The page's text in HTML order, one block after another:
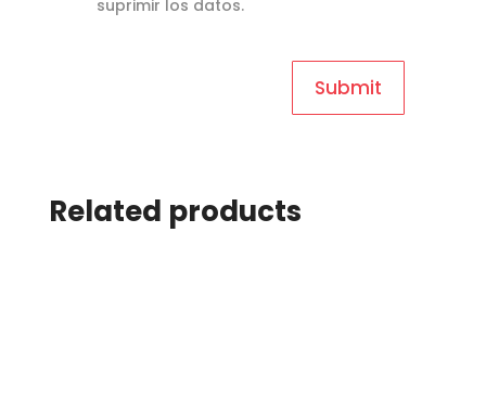
suprimir los datos.
Related products